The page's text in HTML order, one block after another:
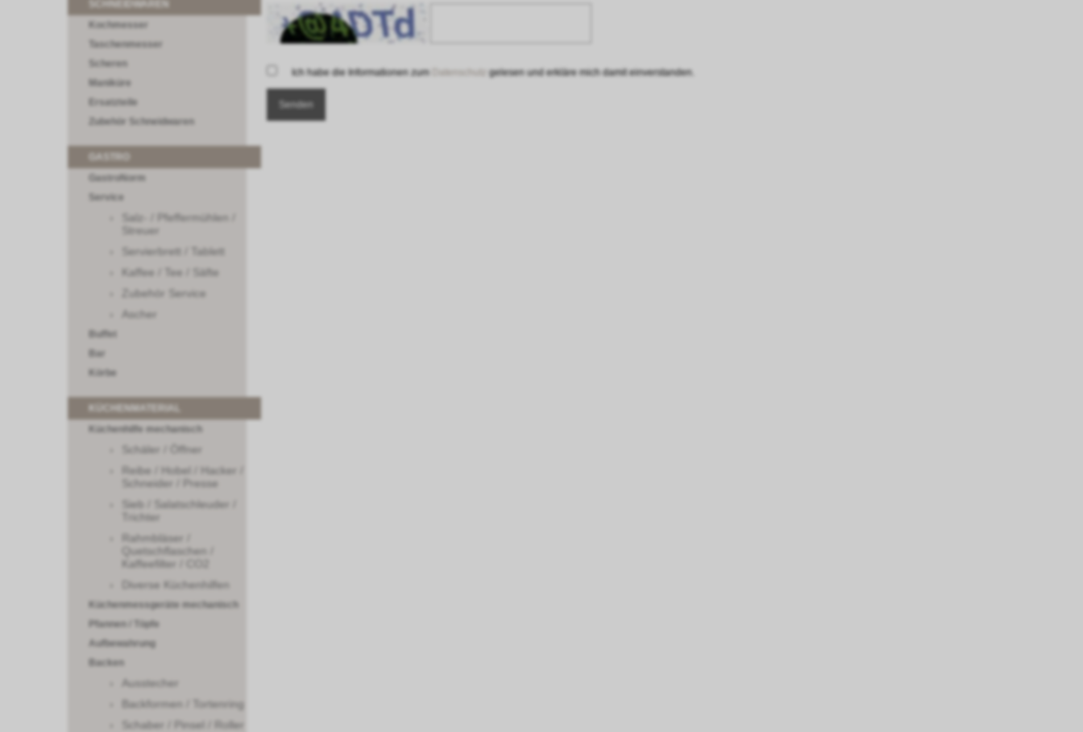
Kochmesser
Taschenmesser
Scheren
Maniküre
Ersatzteile
Zubehör Schneidwaren
GastroNorm
Service
Salz- / Pfeffermühlen /
Streuer
Servierbrett / Tablett
Kaffee / Tee / Säfte
Zubehör Service
Ascher
Buffet
Bar
Körbe
KÜCHENMATERIAL
Küchenhilfe mechanisch
Schäler / Öffner
Reibe / Hobel / Hacker /
Schneider / Presse
Sieb / Salatschleuder /
Trichter
Rahmbläser /
Quetschflaschen /
Kaffeefilter / CO2
Diverse Küchenhilfen
Küchenmessgeräte mechanisch
Pfannen / Töpfe
Aufbewahrung
Backen
Ausstecher
Backformen / Tortenring
Schaber / Pinsel / Roller
Ich habe die Informationen zum gelesen und erkläre mich damit einverstanden.